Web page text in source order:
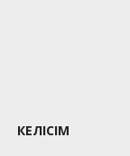
КЕЛІСІМ